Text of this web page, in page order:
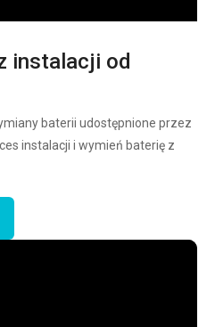
instalacji od
baterii udostępnione przez
instalacji i wymień baterię z